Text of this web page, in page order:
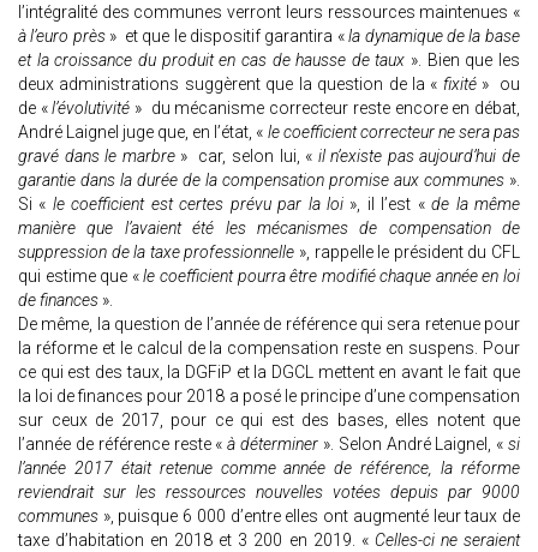
l’intégralité des communes verront leurs ressources maintenues «
à l’euro près» et que le dispositif garantira «la dynamique de la base
et la croissance du produit en cas de hausse de taux ». Bien que les
deux administrations suggèrent que la question de la « fixité» ou
de «l’évolutivité » du mécanisme correcteur reste encore en débat,
André Laignel juge que, en l’état, « le coefficient correcteur ne sera pas
gravé dans le marbre » car, selon lui, « il n’existe pas aujourd’hui de
garantie dans la durée de la compensation promise aux communes ».
Si « le coefficient est certes prévu par la loi », il l’est «de la même
manière que l’avaient été les mécanismes de compensation de
suppression de la taxe professionnelle », rappelle le président du CFL
qui estime que «le coefficient pourra être modifié chaque année en loi
de finances ».
De même, la question de l’année de référence qui sera retenue pour
la réforme et le calcul de la compensation reste en suspens. Pour
ce qui est des taux, la DGFiP et la DGCL mettent en avant le fait que
la loi de finances pour 2018 a posé le principe d’une compensation
sur ceux de 2017, pour ce qui est des bases, elles notent que
l’année de référence reste «à déterminer ». Selon André Laignel, « si
l’année 2017 était retenue comme année de référence, la réforme
reviendrait sur les ressources nouvelles votées depuis par 9000
communes », puisque 6 000 d’entre elles ont augmenté leur taux de
taxe d’habitation en 2018 et 3 200 en 2019. « Celles-ci ne seraient